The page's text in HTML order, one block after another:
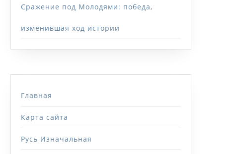
Сражение под Молодями: победа,
изменившая ход истории
Главная
Карта сайта
Русь Изначальная